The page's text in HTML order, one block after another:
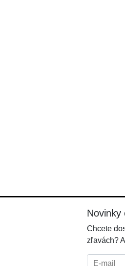
Novinky
Chcete
zľavách?
E-mail: